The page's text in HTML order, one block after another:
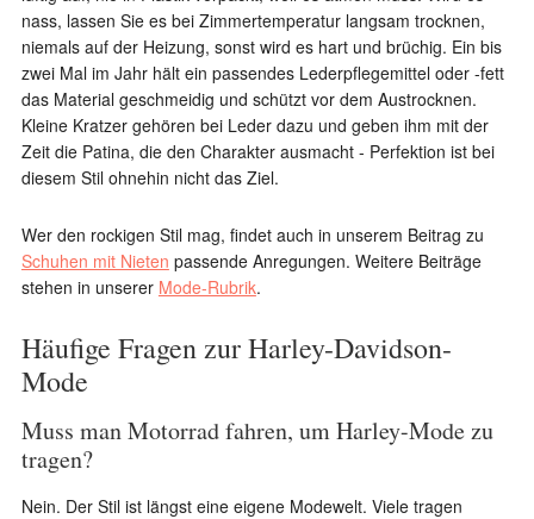
nass, lassen Sie es bei Zimmertemperatur langsam trocknen,
niemals auf der Heizung, sonst wird es hart und brüchig. Ein bis
zwei Mal im Jahr hält ein passendes Lederpflegemittel oder -fett
das Material geschmeidig und schützt vor dem Austrocknen.
Kleine Kratzer gehören bei Leder dazu und geben ihm mit der
Zeit die Patina, die den Charakter ausmacht - Perfektion ist bei
diesem Stil ohnehin nicht das Ziel.
Wer den rockigen Stil mag, findet auch in unserem Beitrag zu
Schuhen mit Nieten passende Anregungen. Weitere Beiträge
stehen in unserer Mode-Rubrik.
Häufige Fragen zur Harley-Davidson-
Mode
Muss man Motorrad fahren, um Harley-Mode zu
tragen?
Nein. Der Stil ist längst eine eigene Modewelt. Viele tragen